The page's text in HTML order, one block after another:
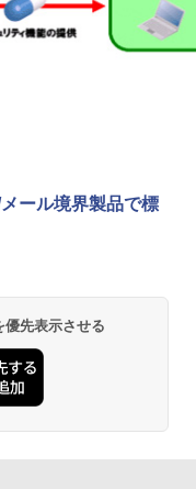
ール境界製品で標
先表示させる